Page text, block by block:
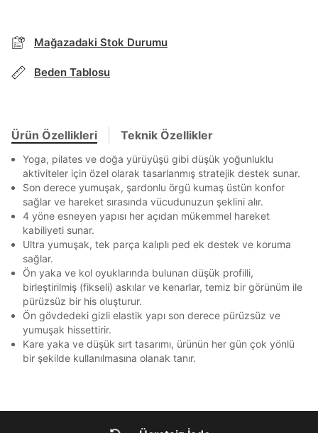
TAKSİT SEÇENEKLERİ
Akbank Axess
Ziraat Bankası Ziraat Bankası 4
QNB QNB 4
AnadoluBank World 3
Kapat
Mağazadaki Stok Durumu
Beden Tablosu
Ürün Özellikleri Teknik Özellikler
Yoga, pilates ve doğa yürüyüşü gibi düşük yoğunluklu
aktiviteler için özel olarak tasarlanmış stratejik destek sunar.
Son derece yumuşak, şardonlu örgü kumaş üstün konfor
sağlar ve hareket sırasında vücudunuzun şeklini alır.
4 yöne esneyen yapısı her açıdan mükemmel hareket
kabiliyeti sunar.
Ultra yumuşak, tek parça kalıplı ped ek destek ve koruma
sağlar.
Ön yaka ve kol oyuklarında bulunan düşük profilli,
birleştirilmiş (fikseli) askılar ve kenarlar, temiz bir görünüm ile
pürüzsüz bir his oluşturur.
Ön gövdedeki gizli elastik yapı son derece pürüzsüz ve
yumuşak hissettirir.
Kare yaka ve düşük sırt tasarımı, ürünün her gün çok yönlü
bir şekilde kullanılmasına olanak tanır.
Beden Seçin
Mağazada Bul
bildirim göndereceğiz.
Kapat
Kapat
Kapat
Sipariş Numaranız *
Bir rakam
Bir büyük harf
Aşağıdakileri okudum ve kabul ediyorum:
Aydınlatma Metni
Hüküm ve Koşullar
uyarınca işlenecektir. Kişisel verilerimin Doğuş
Perakende Satış Giyim ve Aksesuar Ticaret A.Ş.
tarafından ticari elektronik ileti gönderilmesi amacıyla
işlenmesini kabul ediyorum.
Sms
E-mail
Çağrı Merkezi / Arama
Kişisel verilerimin Doğuş Perakende Satış Giyim ve
Aksesuar Ticaret A.Ş. bünyesinde yer alan
markalara ait ürünlerin bana özel pazarlanması ve
SMS Onay Kodu
Bilgilerinizi güncellemek için lütfen telefonunuza SMS
ile gelen kodu girerek telefon numaranızı doğrulayın.
SMS Onay Kodu
Bilgilerinizi güncellemek için lütfen telefonunuza SMS
ile gelen kodu girerek telefon numaranızı doğrulayın.